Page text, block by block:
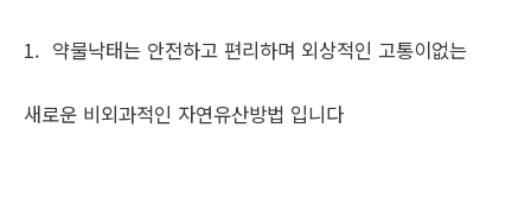
1. 약물낙태는 안전하고 편리하며 외상적인 고통이없는
새로운 비외과적인 자연유산방법 입니다